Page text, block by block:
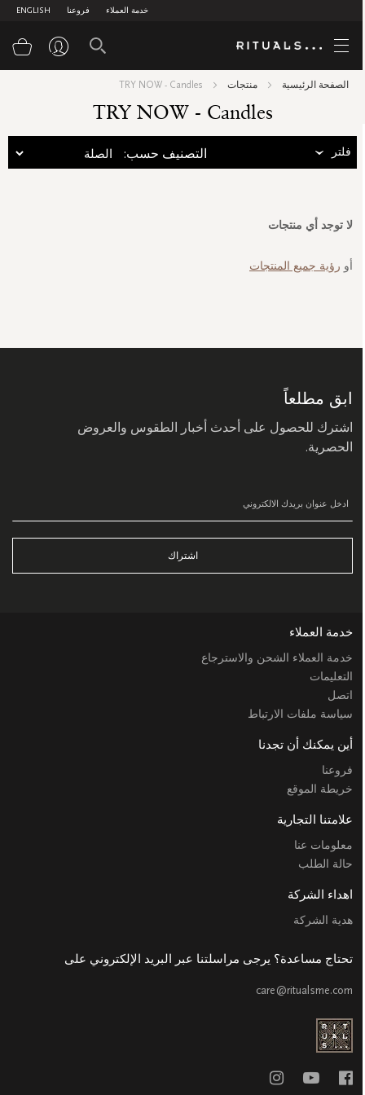
ENGLISH فروعنا خدمة العملاء
الصفحة الرئيسية منتجات TRY NOW - Candles
TRY NOW - Candles
فلتر :التصنيف حسب
لا توجد أي منتجات
أو رؤية جميع المنتجات
ابق مطلعاً
اشترك للحصول على أحدث أخبار الطقوس والعروض
الحصرية.
اشتراك
خدمة العملاء
خدمة العملاء الشحن والاسترجاع
التعليمات
اتصل
سياسة ملفات الارتباط
أين يمكنك أن تجدنا
فروعنا
خريطة الموقع
علامتنا التجارية
معلومات عنا
حالة الطلب
اهداء الشركة
هدية الشركة
تحتاج مساعدة؟ يرجى مراسلتنا عبر البريد الإلكتروني على
care@ritualsme.com